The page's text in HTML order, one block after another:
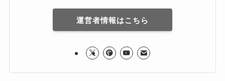
運営者情報はこちら